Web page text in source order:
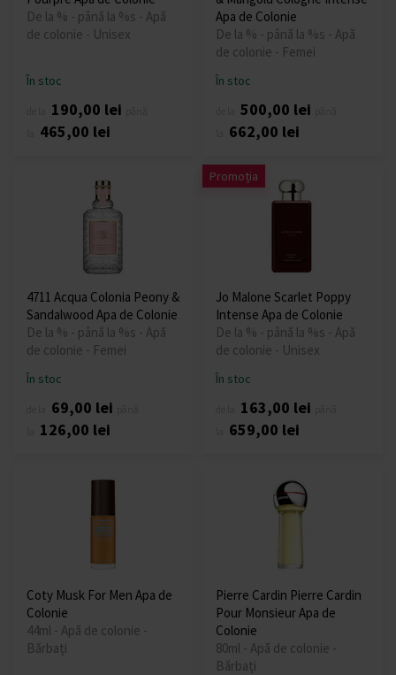
De la % - până la %s - Apă
de colonie - Unisex
În stoc
190,00 lei
465,00 lei
Apa de Colonie
De la % - până la %s - Apă
de colonie - Femei
În stoc
500,00 lei
662,00 lei
4711 Acqua Colonia Peony &
Sandalwood Apa de Colonie
De la % - până la %s - Apă
de colonie - Femei
În stoc
69,00 lei
126,00 lei
Promoția
Jo Malone Scarlet Poppy
Intense Apa de Colonie
De la % - până la %s - Apă
de colonie - Unisex
În stoc
163,00 lei
659,00 lei
Coty Musk For Men Apa de
Colonie
44ml - Apă de colonie -
Bărbați
Pierre Cardin Pierre Cardin
Pour Monsieur Apa de
Colonie
80ml - Apă de colonie -
Bărbați